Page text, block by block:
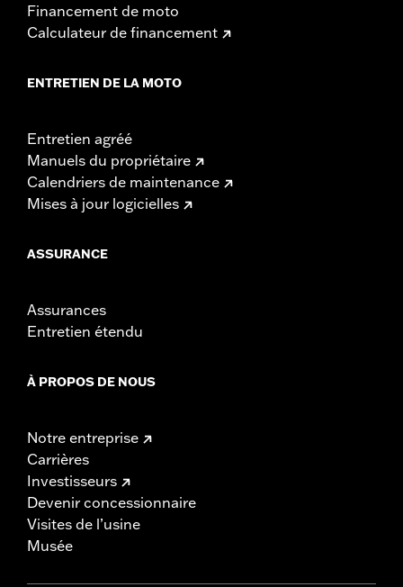
Financement de moto
Calculateur de financement
ENTRETIEN DE LA MOTO
Entretien agréé
Manuels du propriétaire
Calendriers de maintenance
Mises à jour logicielles
ASSURANCE
Assurances
Entretien étendu
À PROPOS DE NOUS
Notre entreprise
Carrières
Investisseurs
Devenir concessionnaire
Visites de l’usine
Musée